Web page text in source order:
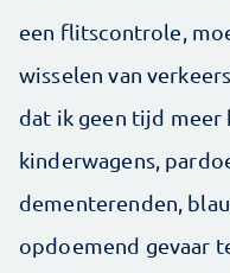
een flitscontrole,
wisselen van
dat ik geen tijd
kinderwagens,
dementerenden,
opdoemend gevaar